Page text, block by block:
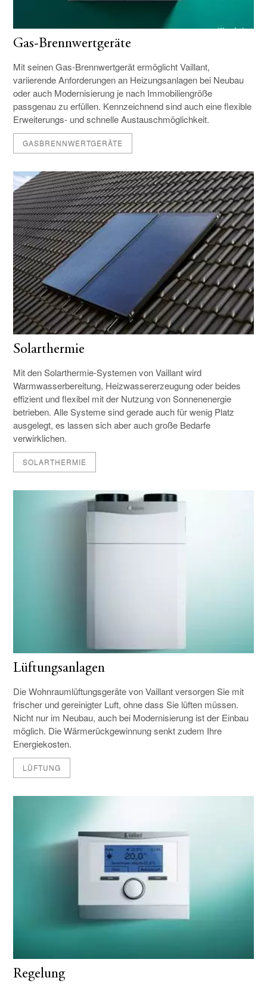
Gas-Brennwertgeräte
Mit seinen Gas-Brennwertgerät ermöglicht Vaillant,
variierende Anforderungen an Heizungsanlagen bei Neubau
oder auch Modernisierung je nach Immobiliengröße
passgenau zu erfüllen. Kennzeichnend sind auch eine flexible
Erweiterungs- und schnelle Austauschmöglichkeit.
GASBRENNWERTGERÄTE
Solarthermie
Mit den Solarthermie-Systemen von Vaillant wird
Warmwasserbereitung, Heizwassererzeugung oder beides
effizient und flexibel mit der Nutzung von Sonnenenergie
betrieben. Alle Systeme sind gerade auch für wenig Platz
ausgelegt, es lassen sich aber auch große Bedarfe
verwirklichen.
SOLARTHERMIE
Lüftungsanlagen
Die Wohnraumlüftungsgeräte von Vaillant versorgen Sie mit
frischer und gereinigter Luft, ohne dass Sie lüften müssen.
Nicht nur im Neubau, auch bei Modernisierung ist der Einbau
möglich. Die Wärmerückgewinnung senkt zudem Ihre
Energiekosten.
LÜFTUNG
Regelung